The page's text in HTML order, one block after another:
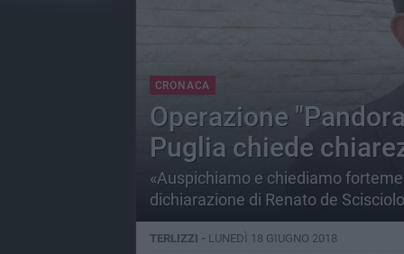
CRONACA
Operazione
Puglia chiede
«Auspichiamo e chiediamo
dichiarazione di Renato de Scisciolo
TERLIZZI - LUNEDÌ 18 GIUGNO 2018